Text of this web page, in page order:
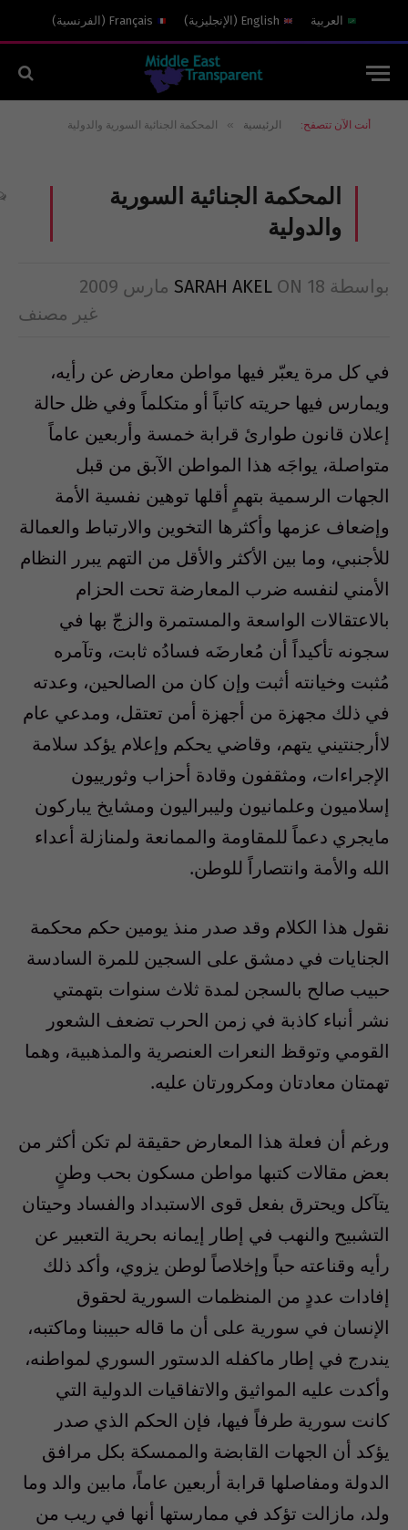
العربية English
( الإنجليزية)
Français
( الفرنسية)
أنت الآن تتصفح: الرئيسية » المحكمة الجنائية السورية والدولية
المحكمة الجنائية السورية
والدولية
بواسطة SARAH AKEL ON 18 مارس 2009
غير مصنف
في كل مرة يعبّر فيها مواطن معارض عن رأيه،
ويمارس فيها حريته كاتباً أو متكلماً وفي ظل حالة
إعلان قانون طوارئ قرابة خمسة وأربعين عاماً
متواصلة، يواجَه هذا المواطن الآبق من قبل
الجهات الرسمية بتهمٍ أقلها توهين نفسية الأمة
وإضعاف عزمها وأكثرها التخوين والارتباط والعمالة
للأجنبي، وما بين الأكثر والأقل من التهم يبرر النظام
الأمني لنفسه ضرب المعارضة تحت الحزام
بالاعتقالات الواسعة والمستمرة والزجّ بها في
سجونه تأكيداً أن مُعارضَه فسادُه ثابت، وتآمره
مُثبت وخيانته أثبت وإن كان من الصالحين، وعدته
في ذلك مجهزة من أجهزة أمن تعتقل، ومدعي عام
لاأرجنتيني يتهم، وقاضي يحكم وإعلام يؤكد سلامة
الإجراءات، ومثقفون وقادة أحزاب وثورييون
إسلاميون وعلمانيون وليبراليون ومشايخ يباركون
مايجري دعماً للمقاومة والممانعة ولمنازلة أعداء
الله والأمة وانتصاراً للوطن.
نقول هذا الكلام وقد صدر منذ يومين حكم محكمة
الجنايات في دمشق على السجين للمرة السادسة
حبيب صالح بالسجن لمدة ثلاث سنوات بتهمتي
نشر أنباء كاذبة في زمن الحرب تضعف الشعور
القومي وتوقظ النعرات العنصرية والمذهبية، وهما
تهمتان معادتان ومكرورتان عليه.
ورغم أن فعلة هذا المعارض حقيقة لم تكن أكثر من
بعض مقالات كتبها مواطن مسكون بحب وطنٍ
يتآكل ويحترق بفعل قوى الاستبداد والفساد وحيتان
التشبيح والنهب في إطار إيمانه بحرية التعبير عن
رأيه وقناعته حباً وإخلاصاً لوطن يزوي، وأكد ذلك
إفادات عددٍ من المنظمات السورية لحقوق
الإنسان في سورية على أن ما قاله حبيبنا وماكتبه،
يندرج في إطار ماكفله الدستور السوري لمواطنه،
وأكدت عليه المواثيق والاتفاقيات الدولية التي
كانت سورية طرفاً فيها، فإن الحكم الذي صدر
يؤكد أن الجهات القابضة والممسكة بكل مرافق
الدولة ومفاصلها قرابة أربعين عاماً، مابين والد وما
ولد، مازالت تؤكد في ممارستها أنها في ريب من